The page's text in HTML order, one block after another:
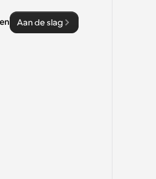
Aan de slag